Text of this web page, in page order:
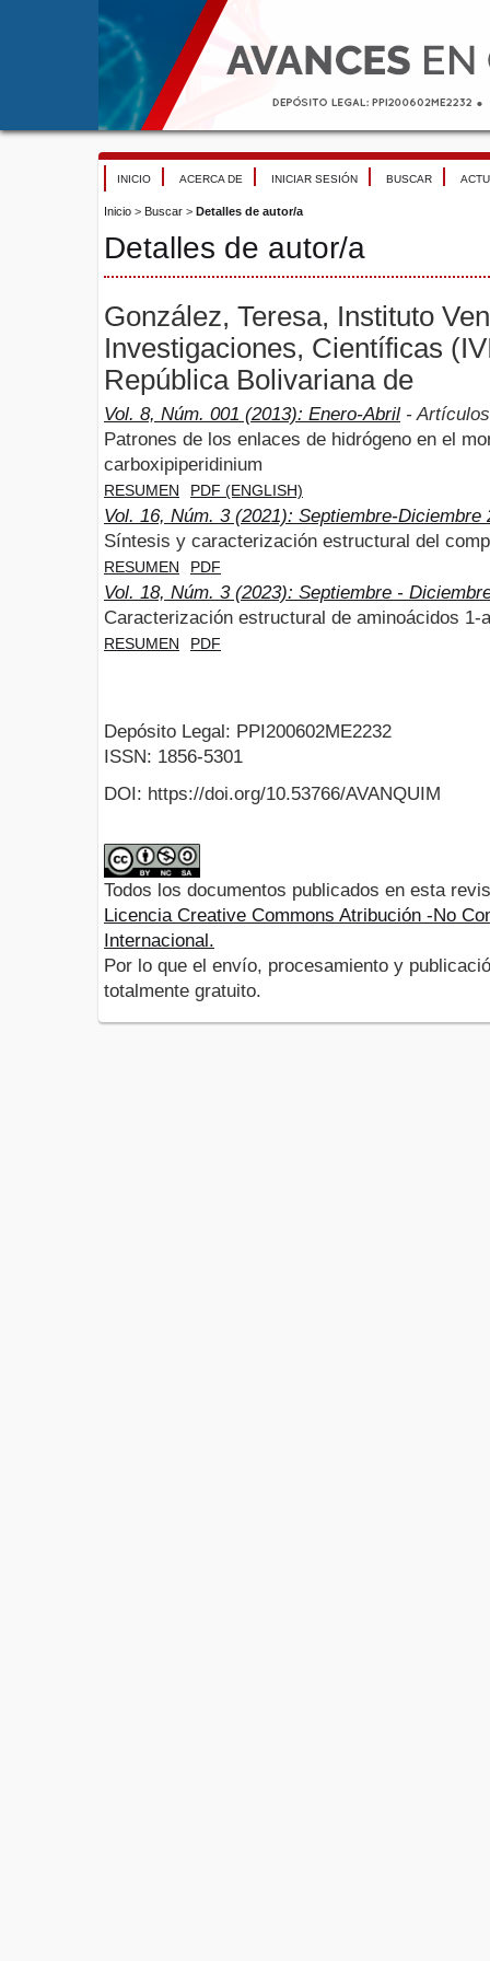
INICIO ACERCA DE INICIAR SESIÓN BUSCAR
Inicio > Buscar > Detalles de autor/a
Detalles de autor/a
González, Teresa, Instituto
Investigaciones, Científicas
República Bolivariana de
Vol. 8, Núm. 001 (2013): Enero-Abril -
Patrones de los enlaces de hidrógeno en el
carboxipiperidinium
RESUMEN PDF (ENGLISH)
Vol. 16, Núm. 3 (2021): Septiembre-Diciembre
Síntesis y caracterización estructural del
RESUMEN PDF
Vol. 18, Núm. 3 (2023): Septiembre -
Caracterización estructural de aminoácidos
RESUMEN PDF
Depósito Legal: PPI200602ME2232
ISSN: 1856-5301
DOI: https://doi.org/10.53766/AVANQUIM
Todos los documentos publicados en esta
Licencia Creative Commons Atribución -No
Internacional.
Por lo que el envío, procesamiento y
totalmente gratuito.